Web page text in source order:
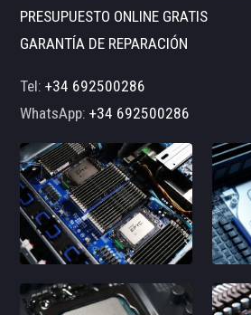
PRESUPUESTO ONLINE GRATIS
GARANTÍA DE REPARACIÓN
Tel:+34 692500286
WhatsApp:+34 692500286